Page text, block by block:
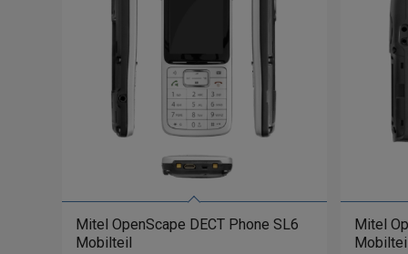
Mitel OpenScape DECT Phone SL6
Mobilteil
Mitel
Mobilteil